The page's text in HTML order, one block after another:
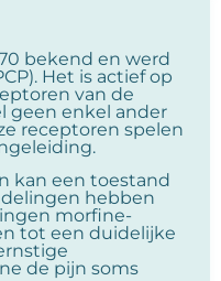
bekend en werd
Het is actief op
van de
geen enkel ander
receptoren spelen
kan een toestand
hebben
morfine-
tot een duidelijke
de pijn soms